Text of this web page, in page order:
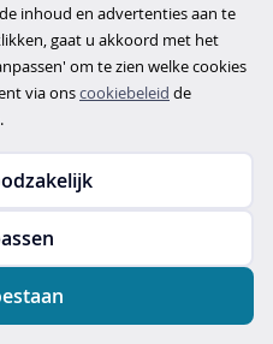
inhoud en advertenties aan te
gaat u akkoord met het
om te zien welke cookies
via onscookiebeleid de